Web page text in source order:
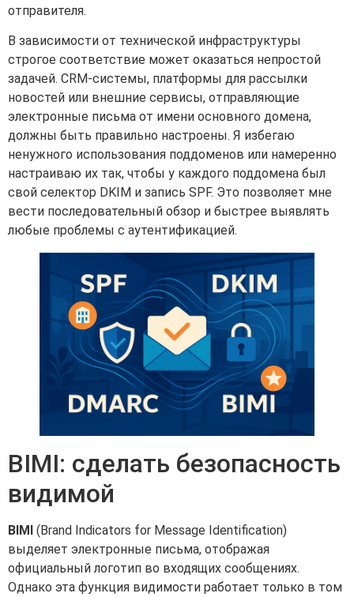
отправителя.
В зависимости от технической инфраструктуры
строгое соответствие может оказаться непростой
задачей. CRM-системы, платформы для рассылки
новостей или внешние сервисы, отправляющие
электронные письма от имени основного домена,
должны быть правильно настроены. Я избегаю
ненужного использования поддоменов или намеренно
настраиваю их так, чтобы у каждого поддомена был
свой селектор DKIM и запись SPF. Это позволяет мне
вести последовательный обзор и быстрее выявлять
любые проблемы с аутентификацией.
BIMI: сделать безопасность
видимой
BIMI (Brand Indicators for Message Identification)
выделяет электронные письма, отображая
официальный логотип во входящих сообщениях.
Однако эта функция видимости работает только в том